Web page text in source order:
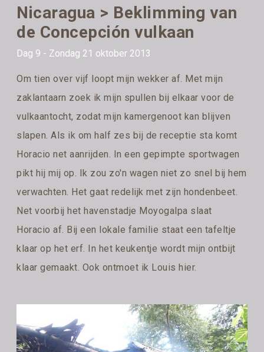
Nicaragua > Beklimming van
de Concepción vulkaan
Dag 9 - Zondag 21 oktober 2013
Om tien over vijf loopt mijn wekker af. Met mijn
zaklantaarn zoek ik mijn spullen bij elkaar voor de
vulkaantocht, zodat mijn kamergenoot kan blijven
slapen. Als ik om half zes bij de receptie sta komt
Horacio net aanrijden. In een gepimpte sportwagen
pikt hij mij op. Ik zou zo'n wagen niet zo snel bij hem
verwachten. Het gaat redelijk met zijn hondenbeet.
Net voorbij het havenstadje Moyogalpa slaat
Horacio af. Bij een lokale familie staat een tafeltje
klaar op het erf. In het keukentje wordt mijn ontbijt
klaar gemaakt. Ook ontmoet ik Louis hier.